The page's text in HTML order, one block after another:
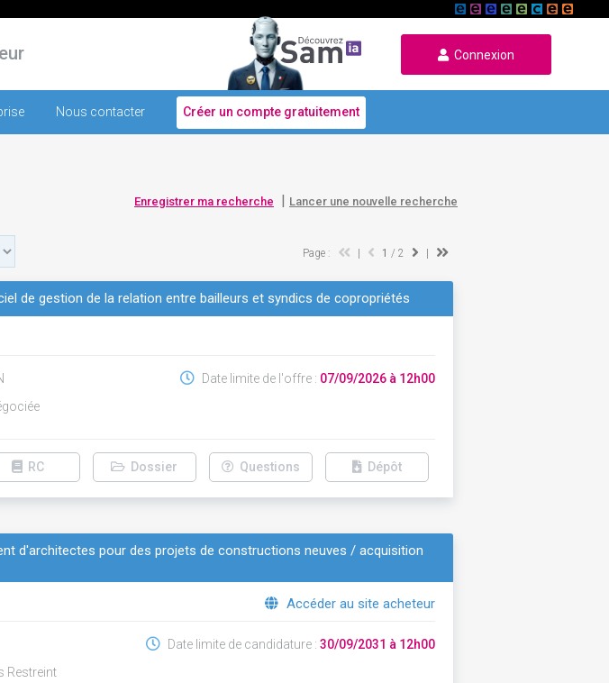
Connexion
Nous contacter Créer un compte gratuitement
Enregistrer ma recherche | Lancer une nouvelle recherche
Page : 1 / 2
de gestion de la relation entre bailleurs et syndics de copropriétés
Date limite de l'offre : 07/09/2026 à 12h00
RC Dossier Questions Dépôt
d'architectes pour des projets de constructions neuves / acquisition
Accéder au site acheteur
Restreint
Date limite de candidature : 30/09/2031 à 12h00